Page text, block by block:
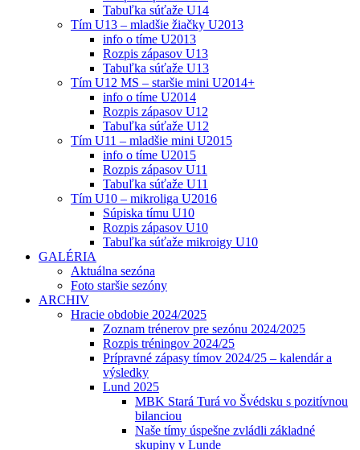
Tabuľka súťaže U14
Tím U13 – mladšie žiačky U2013
info o tíme U2013
Rozpis zápasov U13
Tabuľka súťaže U13
Tím U12 MS – staršie mini U2014+
info o tíme U2014
Rozpis zápasov U12
Tabuľka súťaže U12
Tím U11 – mladšie mini U2015
info o tíme U2015
Rozpis zápasov U11
Tabuľka súťaže U11
Tím U10 – mikroliga U2016
Súpiska tímu U10
Rozpis zápasov U10
Tabuľka súťaže mikroigy U10
GALÉRIA
Aktuálna sezóna
Foto staršie sezóny
ARCHIV
Hracie obdobie 2024/2025
Zoznam trénerov pre sezónu 2024/2025
Rozpis tréningov 2024/25
Prípravné zápasy tímov 2024/25 – kalendár a
výsledky
Lund 2025
MBK Stará Turá vo Švédsku s pozitívnou
bilanciou
Naše tímy úspešne zvládli základné
skupiny v Lunde